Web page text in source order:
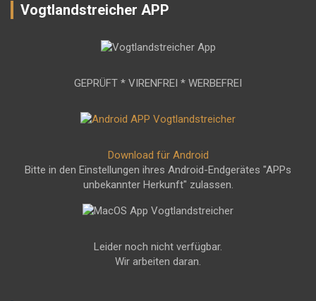
Vogtlandstreicher APP
GEPRÜFT * VIRENFREI * WERBEFREI
Download für Android
Bitte in den Einstellungen ihres Android-Endgerätes "APPs
unbekannter Herkunft" zulassen.
Leider noch nicht verfügbar.
Wir arbeiten daran.